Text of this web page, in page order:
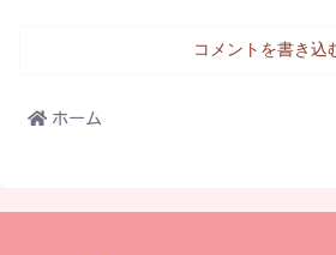
コメントを書き込
ホーム